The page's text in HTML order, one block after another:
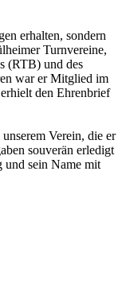
erhalten, sondern
Turnvereine,
(RTB) und des
war er Mitglied im
den Ehrenbrief
Verein, die er
souverän erledigt
und sein Name mit